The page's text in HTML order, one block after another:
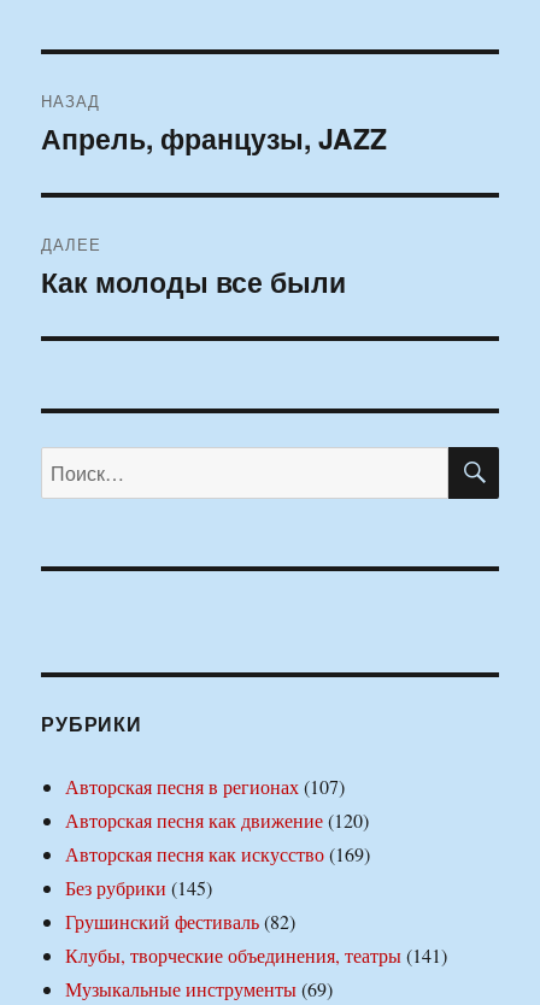
по
НАЗАД
Предыдущая
Апрель, французы, JAZZ
ДАЛЕЕ
Следующая
Как молоды все были
Искать:
РУБРИКИ
Авторская песня в регионах(107)
Авторская песня как движение(120)
Авторская песня как искусство(169)
Без рубрики (145)
Грушинский фестиваль(82)
Клубы, творческие объединения, театры(141)
Музыкальные инструменты(69)